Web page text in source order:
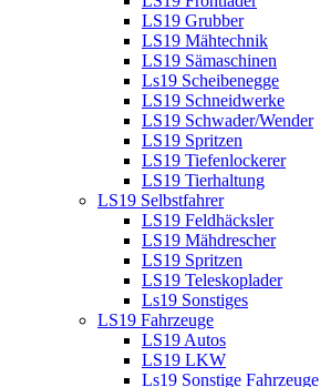
LS19 Grubber
LS19 Mähtechnik
LS19 Sämaschinen
Ls19 Scheibenegge
LS19 Schneidwerke
LS19 Schwader/Wender
LS19 Spritzen
LS19 Tiefenlockerer
LS19 Tierhaltung
LS19 Selbstfahrer
LS19 Feldhäcksler
LS19 Mähdrescher
LS19 Spritzen
LS19 Teleskoplader
Ls19 Sonstiges
LS19 Fahrzeuge
LS19 Autos
LS19 LKW
Ls19 Sonstige Fahrzeuge